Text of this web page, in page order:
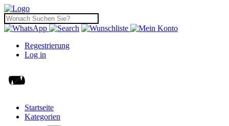
Regestrierung
Log in
Startseite
Kategorien